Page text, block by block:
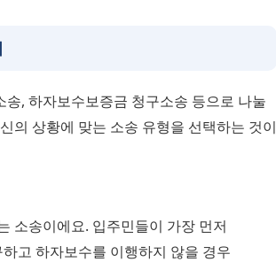
, 하자보수보증금 청구소송 등으로 나눌
의 상황에 맞는 소송 유형을 선택하는 것이
소송이에요. 입주민들이 가장 먼저
고 하자보수를 이행하지 않을 경우